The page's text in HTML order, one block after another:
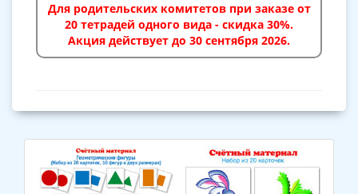
Для родительских комитетов при заказе от
20 тетрадей одного вида - скидка 30%.
Акция действует до 30 сентября 2026.